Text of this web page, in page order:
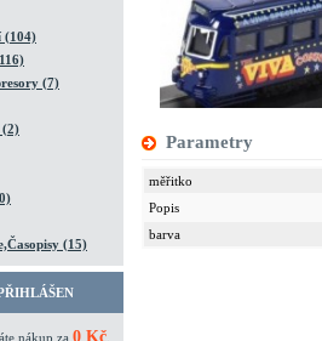
(104)
(7)
(2)
(15)
nákup za 0 Kč
Parametry
měřitko
Popis
barva